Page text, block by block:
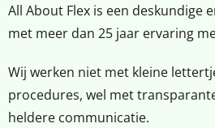
All About Flex is een deskundige
met meer dan 25 jaar ervaring
Wij werken niet met kleine
procedures, wel met
heldere communicatie.